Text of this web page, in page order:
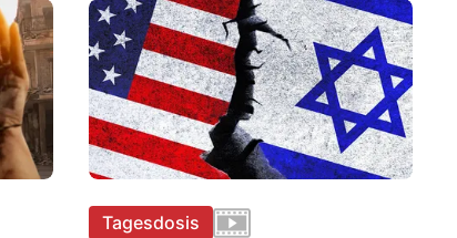
Tagesdosis